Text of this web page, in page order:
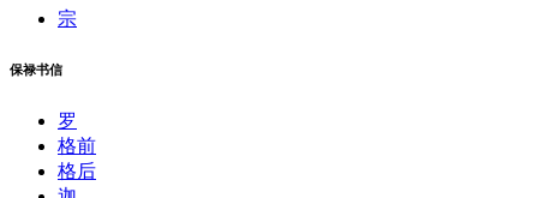
宗
保禄书信
罗
格前
格后